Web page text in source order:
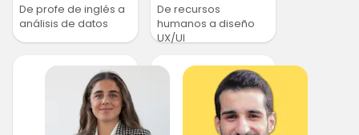
De profe de inglés a
análisis de datos
De recursos
humanos a diseño
UX/UI